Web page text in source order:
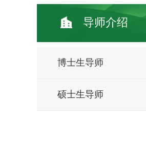
导师介绍
博士生导师
硕士生导师